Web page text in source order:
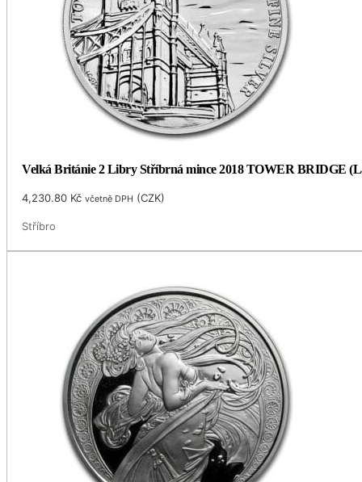
Velká Británie 2 Libry Stříbrná mince 2018 TOWER BRIDGE
4,230.80 Kč včetně DPH (CZK)
Stříbro